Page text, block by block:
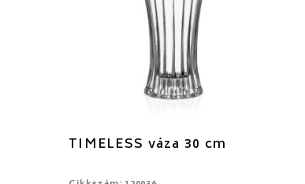
TIMELESS váza 30 cm